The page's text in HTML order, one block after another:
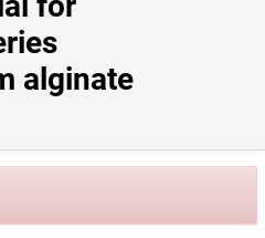
alginate